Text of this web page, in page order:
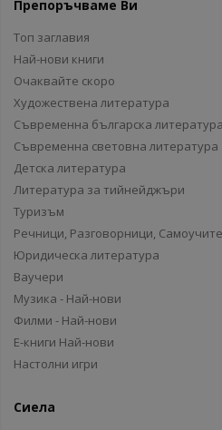
Препоръчваме Ви
Топ заглавия
Най-нови книги
Очаквайте скоро
Художествена литература
Съвременна българска литература
Съвременна световна литература
Детска литература
Литература за тийнейджъри
Туризъм
Речници, Разговорници,
Юридическа литература
Ваучери
Музика - Най-нови
Филми - Най-нови
Е-книги Най-нови
Настолни игри
Сиела